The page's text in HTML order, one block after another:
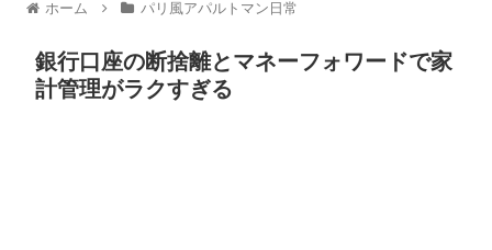
ホーム パリ風アパルトマン日常
銀行口座の断捨離とマネーフォワードで家
計管理がラクすぎる